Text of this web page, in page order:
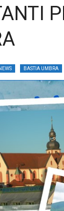
BASTIA UMBRA